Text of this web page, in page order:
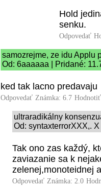
Hold
senku.
Odpovedať
samozrejme, ze idu Applu
Od: 6aaaaaa | Pridané:
ked tak lacno predavaju
Odpovedať Známka: 6.7
ultraradikálny
Od: syntaxterrorXXX,.
Tak ono zas každý,
zaviazanie sa k
zelenej,monoteidnej
Odpovedať Známka: 2.0